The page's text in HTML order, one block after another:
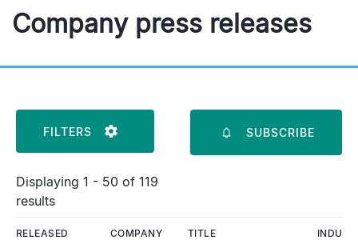
Company press releases
SUBSCRIBE
FILTERS
Displaying 1 - 50 of 119
results
RELEASED COMPANY TITLE